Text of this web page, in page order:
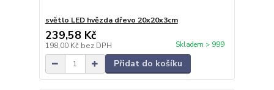
světlo LED hvězda dřevo 20x20x3cm
239,58 Kč
198,00 Kč bez DPH Skladem > 999
Přidat do košíku